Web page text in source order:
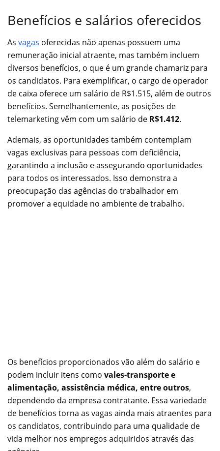
Benefícios e salários oferecidos
As vagas oferecidas não apenas possuem uma
remuneração inicial atraente, mas também incluem
diversos benefícios, o que é um grande chamariz para
os candidatos. Para exemplificar, o cargo de operador
de caixa oferece um salário de R$1.515, além de outros
benefícios. Semelhantemente, as posições de
telemarketing vêm com um salário de R$1.412.
Ademais, as oportunidades também contemplam
vagas exclusivas para pessoas com deficiência,
garantindo a inclusão e assegurando oportunidades
para todos os interessados. Isso demonstra a
preocupação das agências do trabalhador em
promover a equidade no ambiente de trabalho.
Os benefícios proporcionados vão além do salário e
podem incluir itens como vales-transporte e
alimentação, assistência médica, entre outros,
dependendo da empresa contratante. Essa variedade
de benefícios torna as vagas ainda mais atraentes para
os candidatos, contribuindo para uma qualidade de
vida melhor nos empregos adquiridos através das